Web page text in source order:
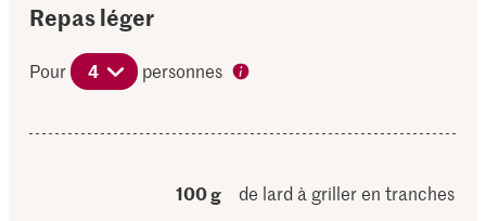
Repas léger
Pour 4 personnes
100 g
de lard à griller en tranches